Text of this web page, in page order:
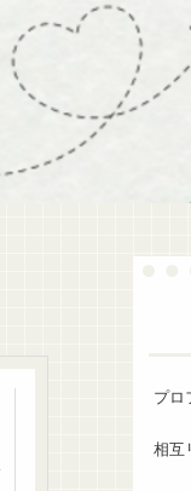
プロ
相互